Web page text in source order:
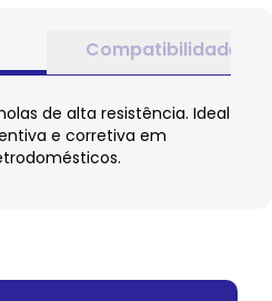
Compatibilidade
de alta resistência. Ideal
e corretiva em